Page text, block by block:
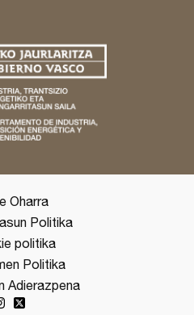
Oharra
Politika
politika
Politika
Adierazpena